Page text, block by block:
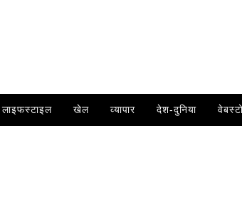
लाइफस्टाइल खेल व्यापार देश-दुनिया